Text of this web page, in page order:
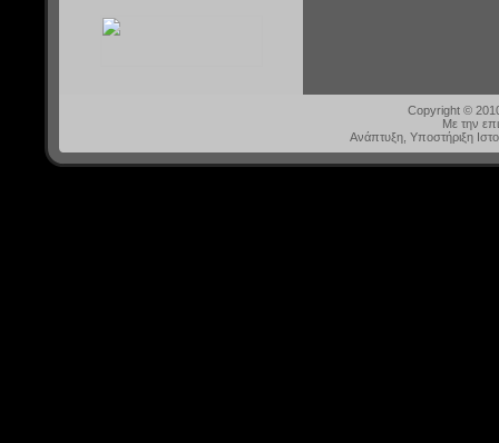
Copyright ©
Με την
Ανάπτυξη, Υποστήριξη